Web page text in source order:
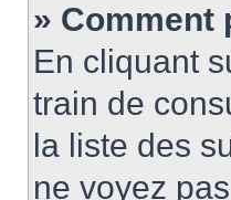
» Comment
En cliquant
train de
la liste des
ne voyez